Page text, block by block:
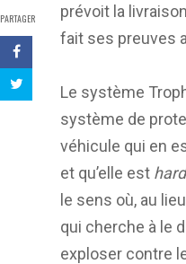
PARTAGER
prévoit la
fait ses preuves
Le système
système de
véhicule qui en
et qu’elle est
le sens où, au
qui cherche à le
exploser contre